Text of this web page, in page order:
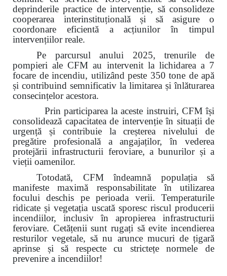
deprinderile practice de intervenție, să consolideze
cooperarea interinstituțională și să asigure o
coordonare eficientă a acțiunilor în timpul
intervențiilor reale.
Pe parcursul anului 2025, trenurile de
pompieri ale CFM au intervenit la lichidarea a 7
focare de incendiu, utilizând peste 350 tone de apă
și contribuind semnificativ la limitarea și înlăturarea
consecințelor acestora.
Prin participarea la aceste instruiri, CFM își
consolidează capacitatea de intervenție în situații de
urgență și contribuie la creșterea nivelului de
pregătire profesională a angajaților, în vederea
protejării infrastructurii feroviare, a bunurilor și a
vieții oamenilor.
Totodată, CFM îndeamnă populația să
manifeste maximă responsabilitate în utilizarea
focului deschis pe perioada verii. Temperaturile
ridicate și vegetația uscată sporesc riscul producerii
incendiilor, inclusiv în apropierea infrastructurii
feroviare. Cetățenii sunt rugați să evite incendierea
resturilor vegetale, să nu arunce mucuri de țigară
aprinse și să respecte cu strictețe normele de
prevenire a incendiilor!